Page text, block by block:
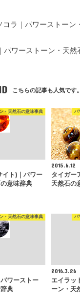
コラ｜パワーストーン
パワーストーン・天然
こちらの記事も人気です。
・天然石の意味事典
イト)｜パワー
意味辞典
パ
2015.6.12
タイガー
天然石の
・天然石の意味事典
ワーストー
典
パ
2016.3.26
エイラッ
ーン・天